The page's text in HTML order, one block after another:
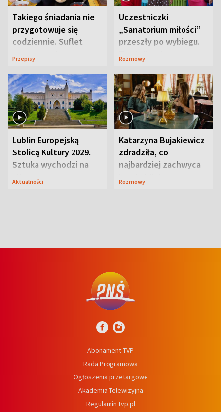
Takiego śniadania nie
przygotowuje się
codziennie. Suflet
serowy zachwyca
Przepisy
Uczestniczki
„Sanatorium miłości”
przeszły po wybiegu.
Te stylizacje
Rozmowy
Lublin Europejską
Stolicą Kultury 2029.
Sztuka wychodzi na
ulice
Aktualności
Katarzyna Bujakiewicz
zdradziła, co
najbardziej zachwyca
ją w Lublinie
Rozmowy
Abonament TVP
Rada Programowa
Ogłoszenia przetargowe
Akademia Telewizyjna
Regulamin tvp.pl